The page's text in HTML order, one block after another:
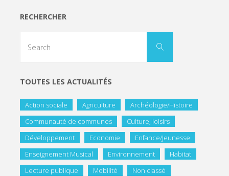
RECHERCHER
TOUTES LES ACTUALITÉS
Action sociale Agriculture
Archéologie/Histoire
Communauté de communes
Culture, loisirs
Développement
Economie
Enfance/Jeunesse
Enseignement Musical
Environnement
Habitat
Lecture publique
Mobilité
Non classé